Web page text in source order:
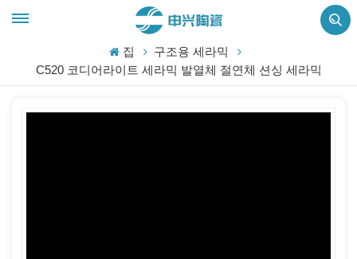
집
구조용 세라믹
C520 코디어라이트 세라믹 발열체 절연체 션싱 세라믹